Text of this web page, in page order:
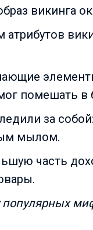
викинга
помешать в
за
мылом.
часть
популярных